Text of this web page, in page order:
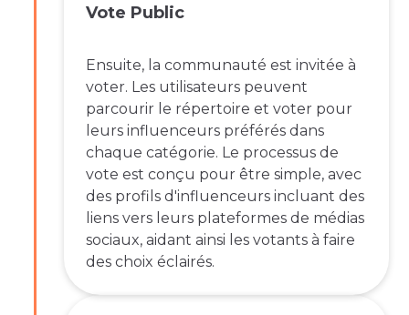
Vote Public
Ensuite, la communauté est invitée à
voter. Les utilisateurs peuvent
parcourir le répertoire et voter pour
leurs influenceurs préférés dans
chaque catégorie. Le processus de
vote est conçu pour être simple, avec
des profils d'influenceurs incluant des
liens vers leurs plateformes de médias
sociaux, aidant ainsi les votants à faire
des choix éclairés.